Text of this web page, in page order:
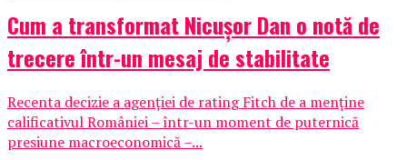
Cum a transformat Nicușor Dan o notă de
trecere într-un mesaj de stabilitate
Recenta decizie a agenției de rating Fitch de a menține
calificativul României – într-un moment de puternică
presiune macroeconomică –...